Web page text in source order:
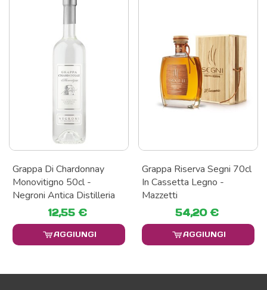
Grappa Di Chardonnay
Monovitigno 50cl -
Negroni Antica Distilleria
12,55 €
AGGIUNGI
Grappa Riserva Segni 70cl
In Cassetta Legno -
Mazzetti
54,20 €
AGGIUNGI